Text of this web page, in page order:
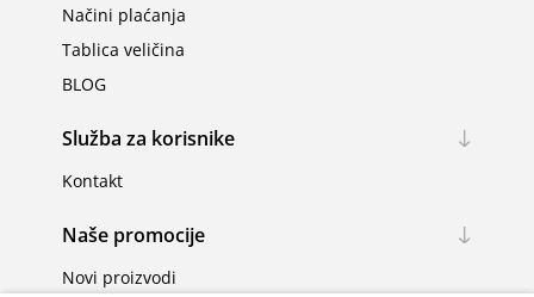
Načini plaćanja
Tablica veličina
BLOG
Služba za korisnike
Kontakt
Naše promocije
Novi proizvodi